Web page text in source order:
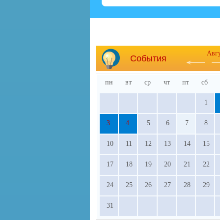
События
пн вт ср чт пт сб
1
3 4 5 6 7 8
10 11 12 13 14 15
17 18 19 20 21 22
24 25 26 27 28 29
31